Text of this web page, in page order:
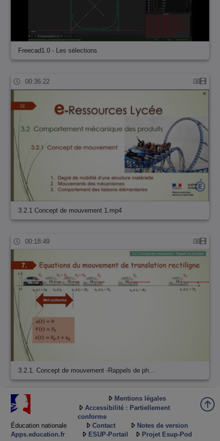
Freecad1.0 - Les sélections
00:36:22
3.2.1 Concept de mouvement 1.mp4
00:18:49
3.2.1. Concept de mouvement -Rappels de ph…
Éducation nationale
Apps.education.fr
Mentions légales
Accessibilité : Partiellement
conforme
Contact
Notes de version
ESUP-Portail
Projet Esup-Pod